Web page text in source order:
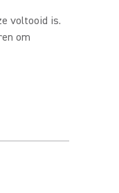
voltooid is.
om